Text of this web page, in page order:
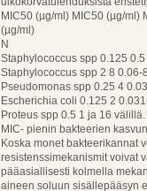
MIC50 (µg/ml) MIC50 (µg/ml)
(µg/ml)
N
Staphylococcus spp 0.125
Staphylococcus spp 2 8 0.06-
Pseudomonas spp 0.25 4
Escherichia coli 0.125 2
Proteus spp 0.5 1 ja 16
MIC- pienin bakteerien
Koska monet bakteerikannat
resistenssimekanismit voivat
pääasiallisesti kolmella
aineen soluun sisällepääsyn